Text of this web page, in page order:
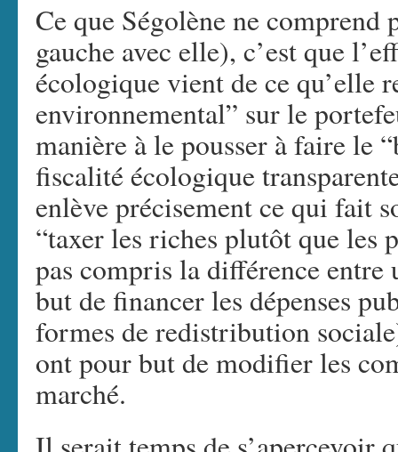
Ce que Ségolène ne comprend
gauche avec elle), c’est que
écologique vient de ce qu’elle
environnemental” sur le
manière à le pousser à faire le
fiscalité écologique
enlève précisement ce qui fait
“taxer les riches plutôt que les
pas compris la différence
but de financer les dépenses
formes de redistribution
ont pour but de modifier les
marché.